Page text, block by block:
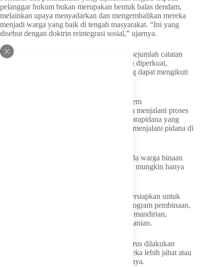
pelanggar hukum bukan merupakan bentuk balas dendam,
melainkan upaya menyadarkan dan mengembalikan mereka
menjadi warga yang baik di tengah masyarakat. “Ini yang
disebut dengan doktrin reintegrasi sosial,” ujarnya.
Dalam forum tersebut, Agun memberikan sejumlah catatan
agar program kemandirian pangan semakin diperkuat,
terutama dari sisi seleksi warga binaan yang dapat mengikuti
Menurut dia, terdapat klasifikasi dalam sistem
pemasyarakatan, yakni tahanan yang masih menjalani proses
peradilan dan ditempatkan di rutan, serta narapidana yang
telah memperoleh putusan pengadilan dan menjalani pidana di
“Di sinilah perlu penanganan khusus kepada warga binaan
karena mereka setelah dijatuhi pidana tidak mungkin hanya
Agun mengatakan warga binaan perlu dipersiapkan untuk
kembali ke masyarakat melalui berbagai program pembinaan,
seperti pelatihan keterampilan, pelatihan kemandirian,
bimbingan sosial, hingga pembinaan kerohanian.
“Inilah yang dimaksud pembinaan harus terus dilakukan
karena negara tidak boleh menjadikan mereka lebih jahat atau
menjadi tenaga yang tidak produktif,” ujarnya.